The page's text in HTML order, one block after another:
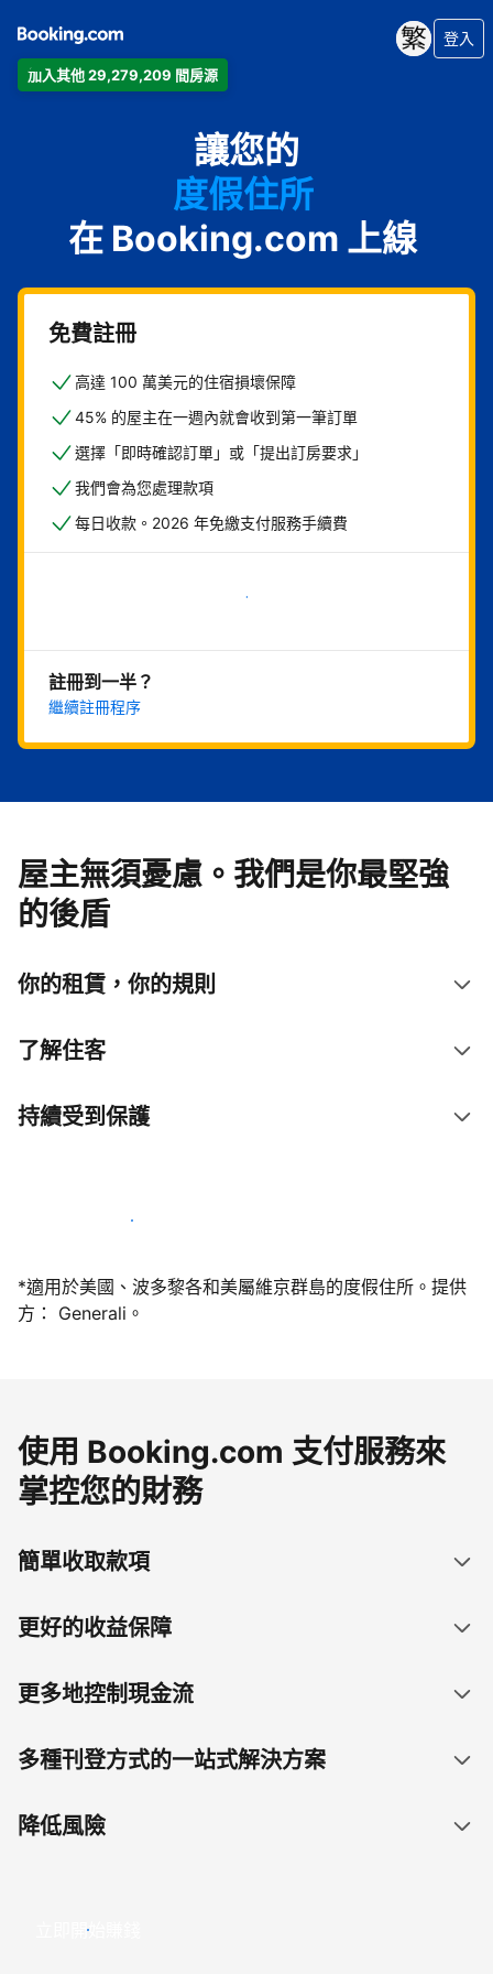
加入其他 29,279,209 間房源
登入
讓您的
公寓
飯店
度假住所
家庭旅館
B&B
在 Booking.com 上線
免費註冊
高達 100 萬美元的住宿損壞保障
45% 的屋主在一週內就會收到第一筆訂單
選擇「即時確認訂單」或「提出訂房要求」
我們會為您處理款項
每日收款。2026 年免繳支付服務手續費
現在就開始
註冊到一半？
繼續註冊程序
屋主無須憂慮。我們是你最堅強
的後盾
你的租賃，你的規則
了解住客
持續受到保護
今天就和我們一起當屋主
*適用於美國、波多黎各和美屬維京群島的度假住所。提供
方： Generali。
使用 Booking.com 支付服務來
掌控您的財務
簡單收取款項
更好的收益保障
更多地控制現金流
多種刊登方式的一站式解決方案
降低風險
立即開始賺錢